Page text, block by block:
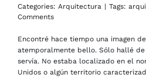
Categories: Arquitectura | Tags:
Comments
Encontré hace tiempo una imagen
atemporalmente bello. Sólo hallé
servía. No estaba localizado en el
Unidos o algún territorio